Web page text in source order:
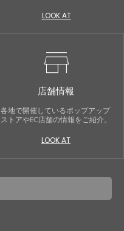
LOOK AT
store
店舗情報
各地で開催しているポップアップ
ストアやEC店舗の情報をご紹介。
LOOK AT